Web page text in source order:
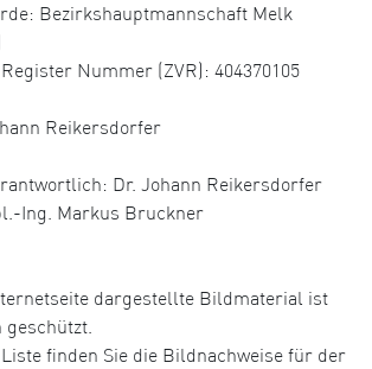
Bezirkshauptmannschaft Melk
Nummer (ZVR): 404370105
Reikersdorfer
Dr. Johann Reikersdorfer
Ing. Markus Bruckner
dargestellte Bildmaterial ist
finden Sie die Bildnachweise für der